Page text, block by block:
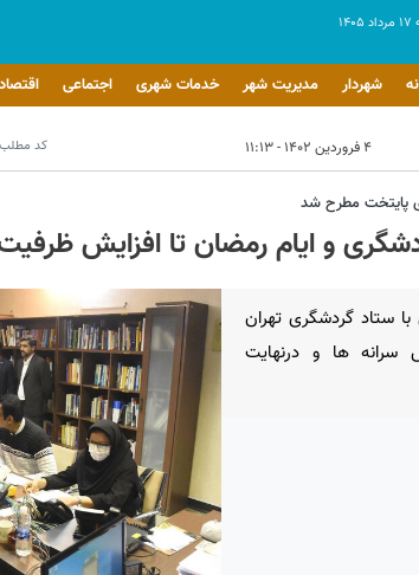
شهردار مدیریت شهر خدمات شهری اجتماعی
۴ فروردین ۱۴۰۲ - ۱۱:۱۳ کد
و ایام رمضان تا افزایش
همکاری با ستاد گردشگری تهران
سرانه ها و درنهایت